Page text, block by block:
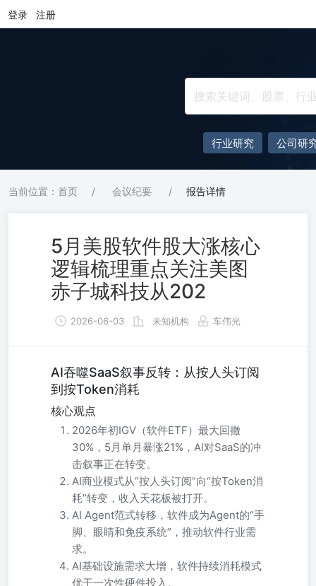
登录 注册
行业研究 公司研
当前位置：首页 / 会议纪要 / 报告详情
5月美股软件股大涨核心
逻辑梳理重点关注美图
赤子城科技从202
2026-06-03 未知机构 车伟光
AI吞噬SaaS叙事反转：从按人头订阅
到按Token消耗
核心观点
2026年初IGV（软件ETF）最大回撤
30%，5月单月暴涨21%，AI对SaaS的冲
击叙事正在转变。
AI商业模式从“按人头订阅”向“按Token消
耗”转变，收入天花板被打开。
AI Agent范式转移，软件成为Agent的“手
脚、眼睛和免疫系统”，推动软件行业需
求。
AI基础设施需求大增，软件持续消耗模式
优于一次性硬件投入。